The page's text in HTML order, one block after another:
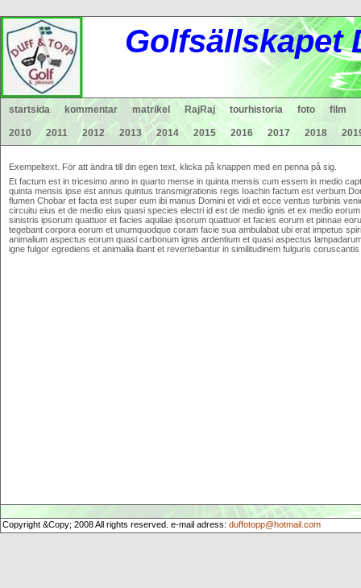
Golfsällskapet
startsida kommentar matrikel RajRaj tourhistoria foto film
2010 2011 2012 2013 2014 2015 2016 2017 2018
Exempeltext. För att ändra till din egen text, klicka på knappen med en penna på sig.
Et factum est in tricesimo anno in quarto mense in quinta mensis cum essem in medio
quinta mensis ipse est annus quintus transmigrationis regis Ioachin factum est verbum
flumen Chobar et facta est super eum ibi manus Domini et vidi et ecce ventus turbinis
circuitu eius et de medio eius quasi species electri id est de medio ignis et ex medio
sinistris ipsorum quattuor et facies aquilae ipsorum quattuor et facies eorum et pinnae
tegebant corpora eorum et unumquodque coram facie sua ambulabat ubi erat impetus
animalium aspectus eorum quasi carbonum ignis ardentium et quasi aspectus
igne fulgor egrediens et animalia ibant et revertebantur in similitudinem fulguris
Copyright &Copy; 2008 All rights reserved. e-mail adress: duffotopp@hotmail.com